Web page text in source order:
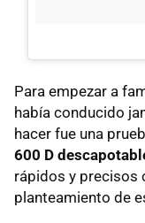
Para empezar a
había conducido
hacer fue una
600 D
rápidos y precisos
planteamiento de